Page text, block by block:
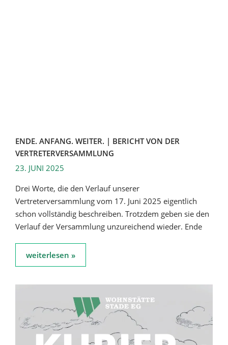
ENDE. ANFANG. WEITER. | BERICHT VON DER
VERTRETERVERSAMMLUNG
23. JUNI 2025
Drei Worte, die den Verlauf unserer
Vertreterversammlung vom 17. Juni 2025 eigentlich
schon vollständig beschreiben. Trotzdem geben sie den
Verlauf der Versammlung unzureichend wieder. Ende
weiterlesen »